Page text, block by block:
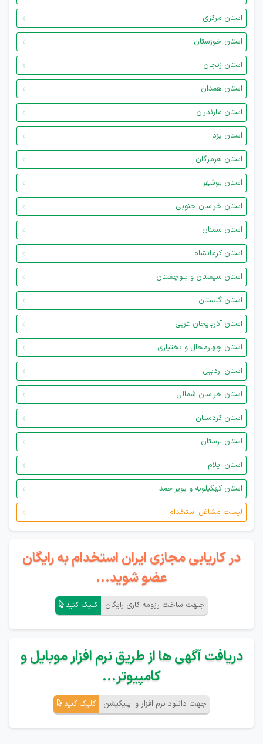
استان مرکزی
استان خوزستان
استان زنجان
استان همدان
استان مازندران
استان یزد
استان هرمزگان
استان بوشهر
استان خراسان جنوبی
استان سمنان
استان کرمانشاه
استان سیستان و بلوچستان
استان گلستان
استان آذربایجان غربی
استان چهارمحال و بختیاری
استان اردبیل
استان خراسان شمالی
استان کردستان
استان لرستان
استان ایلام
استان کهگیلویه و بویراحمد
لیست مشاغل استخدام
در کاریابی مجازی ایران استخدام به رایگان
عضو شوید...
جـهت ساخت رزومه کاری رایگان کلیک کنید
دریافت آگهی ها از طریق نرم افزار موبایل و
کامپیوتر...
جهت دانلود نرم افزار و اپلیکیشن کلیک کنید